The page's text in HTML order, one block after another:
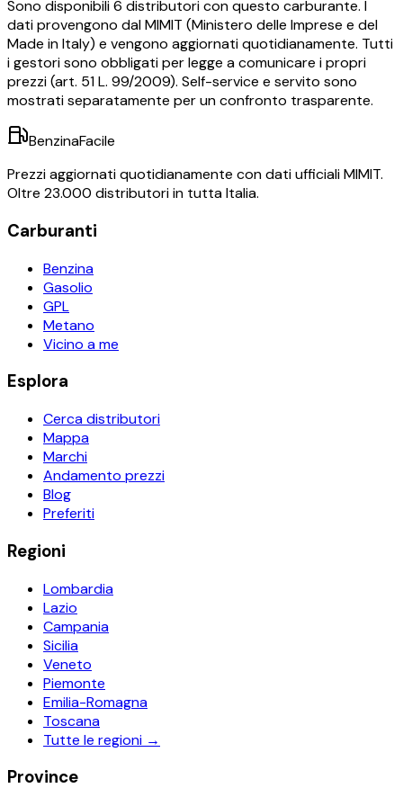
Sono disponibili6 distributori con questo carburante. I
dati provengono dal MIMIT (Ministero delle Imprese e del
Made in Italy) e vengono aggiornati quotidianamente. Tutti
i gestori sono obbligati per legge a comunicare i propri
prezzi (art. 51 L. 99/2009). Self-service e servito sono
mostrati separatamente per un confronto trasparente.
BenzinaFacile
Prezzi aggiornati quotidianamente con dati ufficiali MIMIT.
Oltre 23.000 distributori in tutta Italia.
Carburanti
Benzina
Gasolio
GPL
Metano
Vicino a me
Esplora
Cerca distributori
Mappa
Marchi
Andamento prezzi
Blog
Preferiti
Regioni
Lombardia
Lazio
Campania
Sicilia
Veneto
Piemonte
Emilia-Romagna
Toscana
Tutte le regioni →
Province